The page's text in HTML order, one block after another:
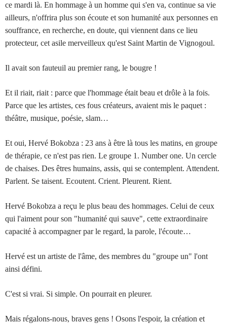
ce mardi là. En hommage à un homme qui s'en va, continue sa vie
ailleurs, n'offrira plus son écoute et son humanité aux personnes en
souffrance, en recherche, en doute, qui viennent dans ce lieu
protecteur, cet asile merveilleux qu'est Saint Martin de Vignogoul.
Il avait son fauteuil au premier rang, le bougre !
Et il riait, riait : parce que l'hommage était beau et drôle à la fois.
Parce que les artistes, ces fous créateurs, avaient mis le paquet :
théâtre, musique, poésie, slam…
Et oui, Hervé Bokobza : 23 ans à être là tous les matins, en groupe
de thérapie, ce n'est pas rien. Le groupe 1. Number one. Un cercle
de chaises. Des êtres humains, assis, qui se contemplent. Attendent.
Parlent. Se taisent. Ecoutent. Crient. Pleurent. Rient.
Hervé Bokobza a reçu le plus beau des hommages. Celui de ceux
qui l'aiment pour son "humanité qui sauve", cette extraordinaire
capacité à accompagner par le regard, la parole, l'écoute…
Hervé est un artiste de l'âme, des membres du "groupe un" l'ont
ainsi défini.
C'est si vrai. Si simple. On pourrait en pleurer.
Mais régalons-nous, braves gens ! Osons l'espoir, la création et